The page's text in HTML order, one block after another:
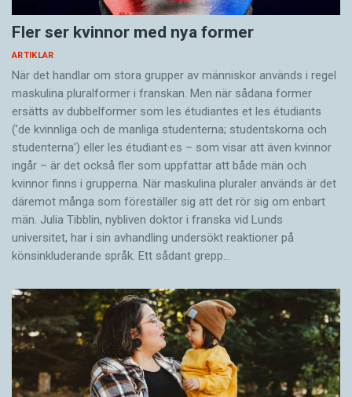
Fler ser kvinnor med nya former
ARTIKLAR
När det handlar om stora grupper av människor används i regel
maskulina pluralformer i franskan. Men när sådana ­former
ersätts av dubbel­former som les étudiantes et les étudiants
(’de kvinnliga och de manliga studenterna; studentskorna och
studenterna’) eller les étudiant·es – som visar att även kvinnor
ingår – är det också fler som uppfattar att både män och
kvinnor finns i grupperna. När maskulina pluraler används är det
där­emot många som föreställer sig att det rör sig om enbart
män. Julia Tibblin, nybliven doktor i franska vid Lunds
universitet, har i sin avhandling undersökt reaktioner på
könsinkluderande språk. Ett sådant grepp…